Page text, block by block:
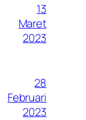
13
Maret
2023
28
Februari
2023